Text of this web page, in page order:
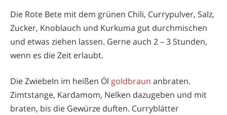
Die Rote Bete mit dem grünen Chili, Currypulver, Salz,
Zucker, Knoblauch und Kurkuma gut durchmischen
und etwas ziehen lassen. Gerne auch 2 – 3 Stunden,
wenn es die Zeit erlaubt.
Die Zwiebeln im heißen Öl goldbraun anbraten.
Zimtstange, Kardamom, Nelken dazugeben und mit
braten, bis die Gewürze duften. Curryblätter